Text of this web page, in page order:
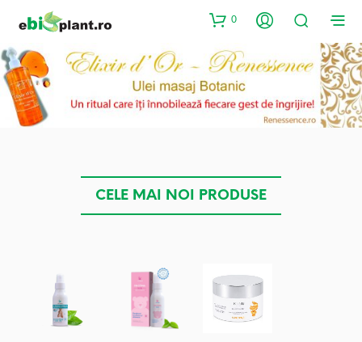
0
CELE MAI NOI PRODUSE